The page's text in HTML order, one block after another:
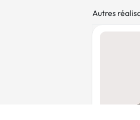
Autres